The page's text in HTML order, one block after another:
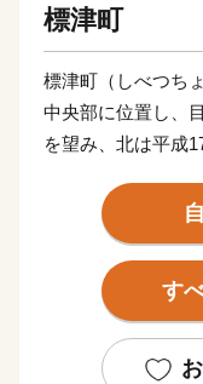
標津町
標津町（しべつち
中央部に位置し、
を望み、北は平成
による登録湿地と
島に囲まれ、知床
郷が形成されるな
624.69平方キロメ
並みなど海、山、
す